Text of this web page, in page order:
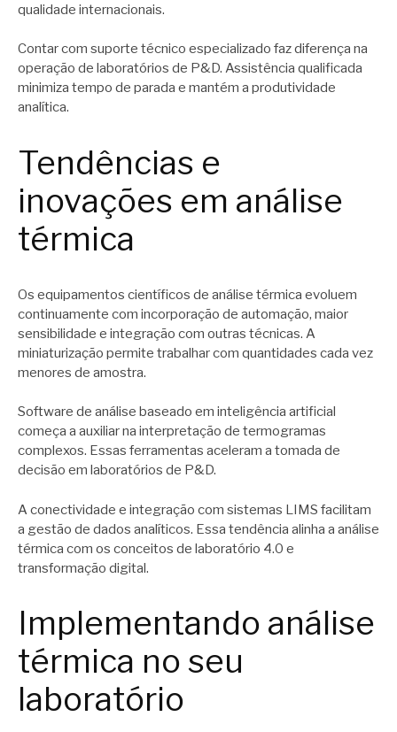
qualidade internacionais.
Contar com suporte técnico especializado faz diferença na
operação de laboratórios de P&D. Assistência qualificada
minimiza tempo de parada e mantém a produtividade
analítica.
Tendências e
inovações em análise
térmica
Os equipamentos científicos de análise térmica evoluem
continuamente com incorporação de automação, maior
sensibilidade e integração com outras técnicas. A
miniaturização permite trabalhar com quantidades cada vez
menores de amostra.
Software de análise baseado em inteligência artificial
começa a auxiliar na interpretação de termogramas
complexos. Essas ferramentas aceleram a tomada de
decisão em laboratórios de P&D.
A conectividade e integração com sistemas LIMS facilitam
a gestão de dados analíticos. Essa tendência alinha a análise
térmica com os conceitos de laboratório 4.0 e
transformação digital.
Implementando análise
térmica no seu
laboratório